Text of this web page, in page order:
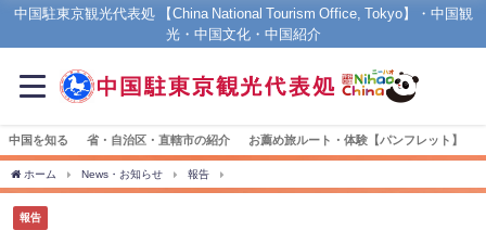
中国駐東京観光代表処 【China National Tourism Office, Tokyo】・中国観
光・中国文化・中国紹介
中国を知る 省・自治区・直轄市の紹介 お薦め旅ルート・体験【パンフレット】
ホーム News・お知らせ 報告
報告